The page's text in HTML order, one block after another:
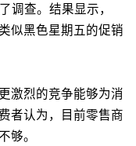
调查。结果显示，
似黑色星期五的促销
激烈的竞争能够为消
者认为，目前零售商
够。